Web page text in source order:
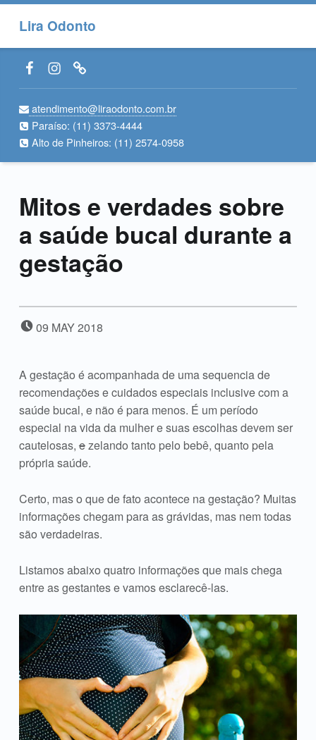
Lira Odonto
Facebook LiraOdonto
Instagram LiraOdonto
Site LiraOdonto
atendimento@liraodonto.com.br
Paraíso: (11) 3373-4444
Alto de Pinheiros: (11) 2574-0958
Mitos e verdades sobre
a saúde bucal durante a
gestação
POSTED ON:
09 MAY2018
A gestação é acompanhada de uma sequencia de
recomendações e cuidados especiais inclusive com a
saúde bucal, e não é para menos. É um período
especial na vida da mulher e suas escolhas devem ser
cautelosas, ezelando tanto pelo bebê, quanto pela
própria saúde.
Certo, mas o que de fato acontece na gestação? Muitas
informações chegam para as grávidas, mas nem todas
são verdadeiras.
Listamos abaixo quatro informações que mais chega
entre as gestantes e vamos esclarecê-las.